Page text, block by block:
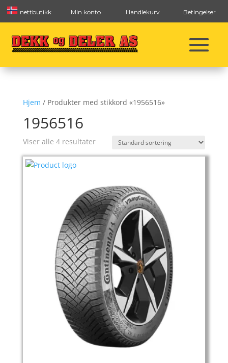
nettbutikk Min konto Handlekurv Betingelser
Hjem / Produkter med stikkord «1956516»
1956516
Viser alle 4 resultater